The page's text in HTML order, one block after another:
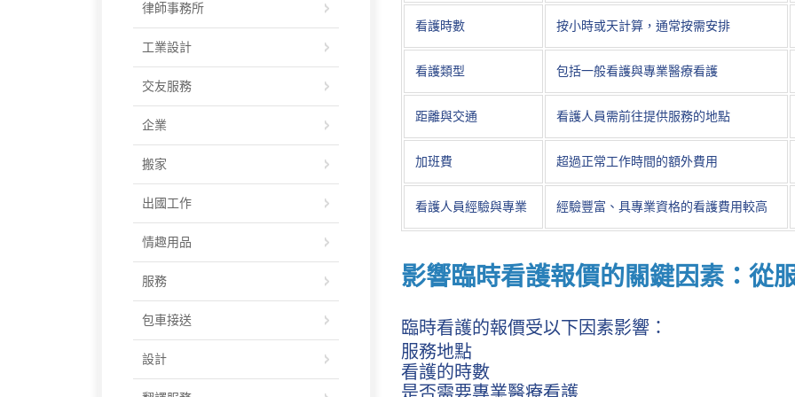
看護時數 按小時或天計算，通常按需安排
看護類型 包括一般看護與專業醫療看護
距離與交通 看護人員需前往提供服務的地點
加班費 超過正常工作時間的額外費用
看護人員經驗與專業 經驗豐富、具專業資格的看護費用較高
影響臨時看護報價的關鍵因素：從
臨時看護的報價受以下因素影響：
服務地點
看護的時數
是否需要專業醫療看護
律師事務所
工業設計
交友服務
企業
搬家
出國工作
情趣用品
服務
包車接送
設計